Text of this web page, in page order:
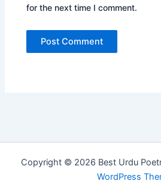
for the next time I comment.
Copyright © 2026 Best Urdu
WordPress